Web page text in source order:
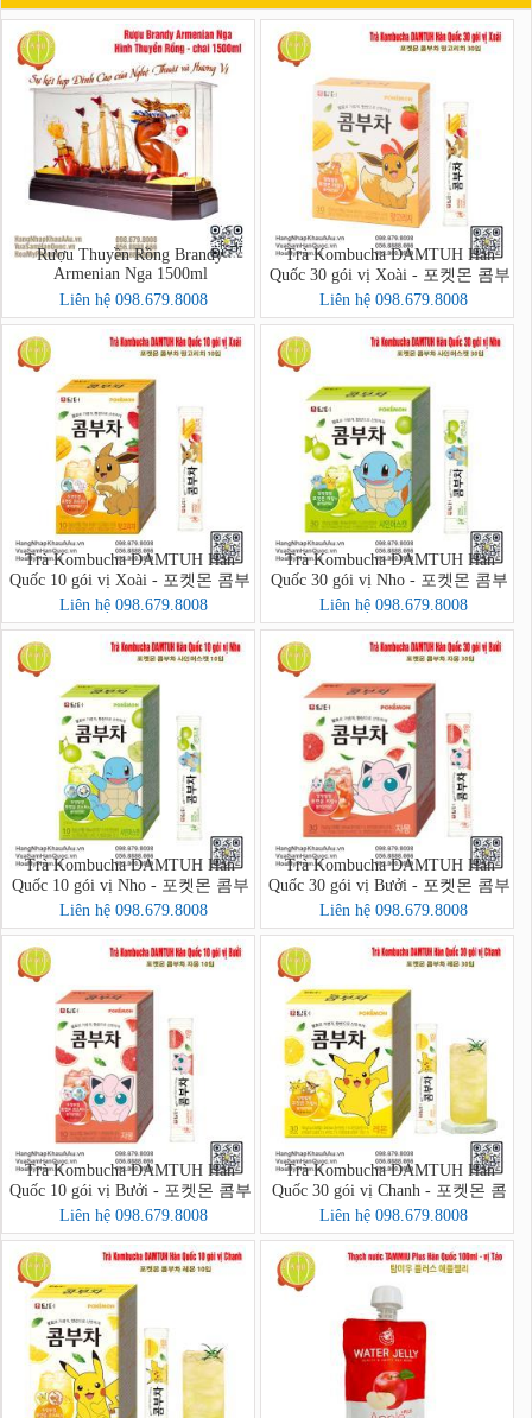
Rượu Thuyền Rồng Brandy
Armenian Nga 1500ml
Liên hệ 098.679.8008
Trà Kombucha DAMTUH Hàn
Quốc 30 gói vị Xoài - 포켓몬 콤부
차 망고리치 30입
Liên hệ 098.679.8008
Trà Kombucha DAMTUH Hàn
Quốc 10 gói vị Xoài - 포켓몬 콤부
차 망고리치 10입
Liên hệ 098.679.8008
Trà Kombucha DAMTUH Hàn
Quốc 30 gói vị Nho - 포켓몬 콤부
차 샤인머스캣 30입
Liên hệ 098.679.8008
Trà Kombucha DAMTUH Hàn
Quốc 10 gói vị Nho - 포켓몬 콤부
차 샤인머스캣 10입
Liên hệ 098.679.8008
Trà Kombucha DAMTUH Hàn
Quốc 30 gói vị Bưởi - 포켓몬 콤부
차 자몽 30입
Liên hệ 098.679.8008
Trà Kombucha DAMTUH Hàn
Quốc 10 gói vị Bưởi - 포켓몬 콤부
차 자몽 10입
Liên hệ 098.679.8008
Trà Kombucha DAMTUH Hàn
Quốc 30 gói vị Chanh - 포켓몬 콤
부차 레몬 30입
Liên hệ 098.679.8008